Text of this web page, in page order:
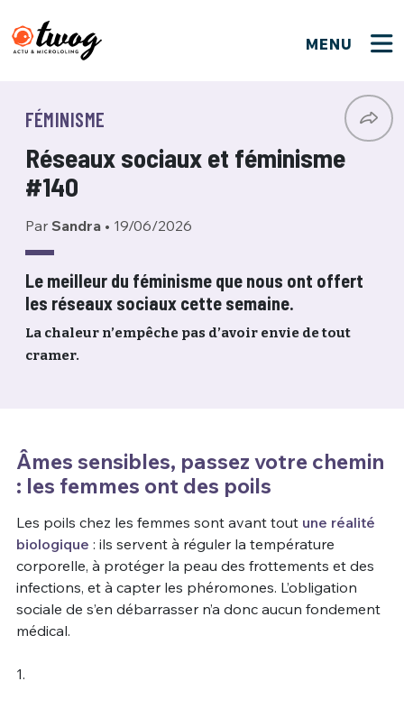
MENU
FÉMINISME
Réseaux sociaux et féminisme
#140
Par Sandra • 19/06/2026
Le meilleur du féminisme que nous ont offert
les réseaux sociaux cette semaine.
La chaleur n’empêche pas d’avoir envie de tout
cramer.
Âmes sensibles, passez votre chemin
: les femmes ont des poils
Les poils chez les femmes sont avant tout une réalité
biologique : ils servent à réguler la température
corporelle, à protéger la peau des frottements et des
infections, et à capter les phéromones. L’obligation
sociale de s’en débarrasser n’a donc aucun fondement
médical.
1.
Bienvenue !
PSEUDO*
EMAIL*
PASSWORD*
Connexion
PSEUDO
Que souhaitez-vous proposer ?
Quelques tweets
C'EST PARTI
Ma propre sélection
M'INSCRIRE
Un Thread
C'EST PARTI